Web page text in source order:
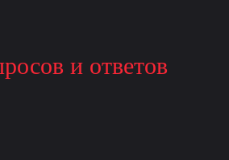
и ответов